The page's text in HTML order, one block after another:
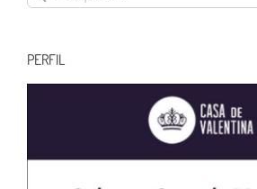
resultados
PERFIL